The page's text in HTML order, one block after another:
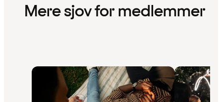
Mere sjov for medlemmer